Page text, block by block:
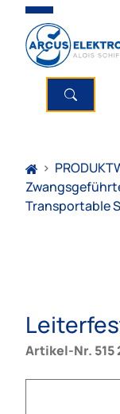
>
Transportable
Artikel-Nr. 515